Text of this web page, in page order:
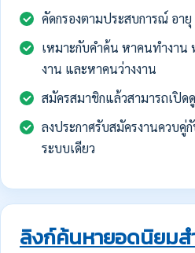
คัดกรองตามประสบการณ์ อา
เหมาะกับคำค้น หาคนทำงา
งาน และหาคนว่างงาน
สมัครสมาชิกแล้วสามารถเปิ
ลงประกาศรับสมัครงานควบคู่
ระบบเดียว
ลิงก์ค้นหายอดนิยมส